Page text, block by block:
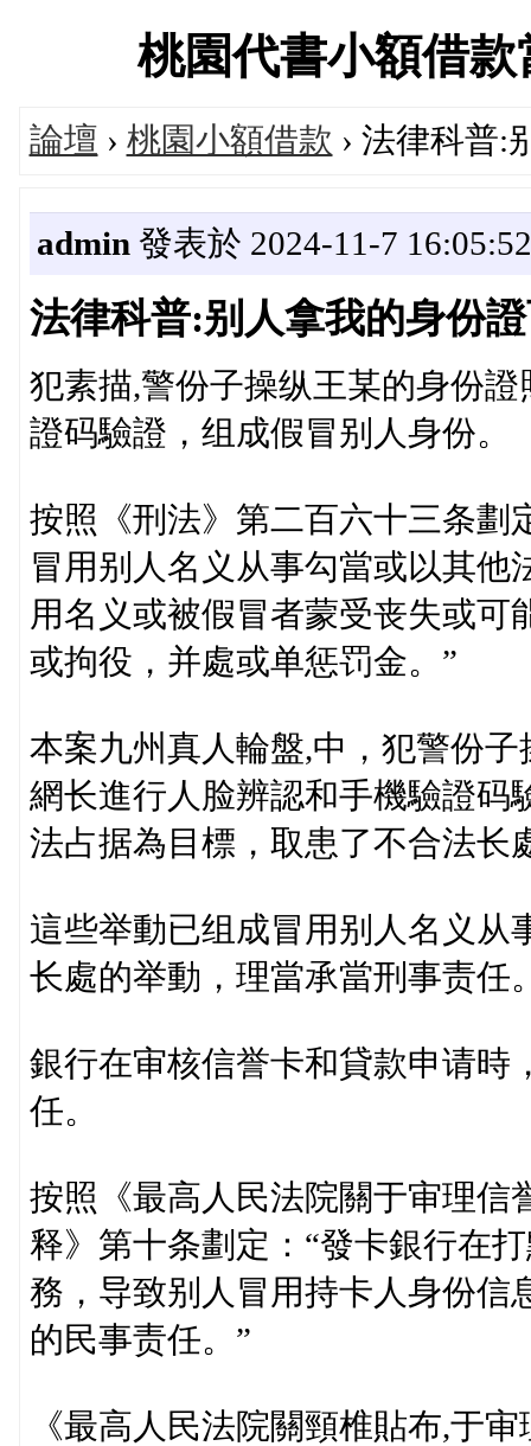
桃園代書小額借
論壇 › 桃園小額借款 › 法律科普:
admin 發表於 2024-11-7 16:05:52
法律科普:别人拿我的身份
犯素描,警份子操纵王某的身份
證码驗證，组成假冒别人身份。
按照《刑法》第二百六十三条劃
冒用别人名义从事勾當或以其他
用名义或被假冒者蒙受丧失或可
或拘役，并處或单惩罚金。”
本案九州真人輪盤,中，犯警份
網长進行人脸辨認和手機驗證码
法占据為目標，取患了不合法长
這些举動已组成冒用别人名义从
长處的举動，理當承當刑事责任
銀行在审核信誉卡和貸款申请時
任。
按照《最高人民法院關于审理信
释》第十条劃定：“發卡銀行在
務，导致别人冒用持卡人身份信
的民事责任。”
《最高人民法院關頸椎貼布,于